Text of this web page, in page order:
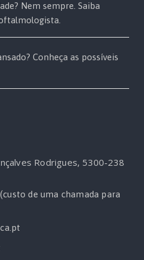
Nem sempre. Saiba
Conheça as possíveis
Rodrigues, 5300-238
de uma chamada para